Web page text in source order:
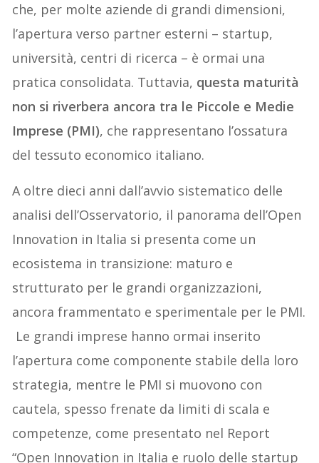
che, per molte aziende di grandi dimensioni,
l’apertura verso partner esterni – startup,
università, centri di ricerca – è ormai una
pratica consolidata. Tuttavia, questa maturità
non si riverbera ancora tra le Piccole e Medie
Imprese (PMI), che rappresentano l’ossatura
del tessuto economico italiano.
A oltre dieci anni dall’avvio sistematico delle
analisi dell’Osservatorio, il panorama dell’Open
Innovation in Italia si presenta come un
ecosistema in transizione: maturo e
strutturato per le grandi organizzazioni,
ancora frammentato e sperimentale per le PMI.
Le grandi imprese hanno ormai inserito
l’apertura come componente stabile della loro
strategia, mentre le PMI si muovono con
cautela, spesso frenate da limiti di scala e
competenze, come presentato nel Report
“Open Innovation in Italia e ruolo delle startup